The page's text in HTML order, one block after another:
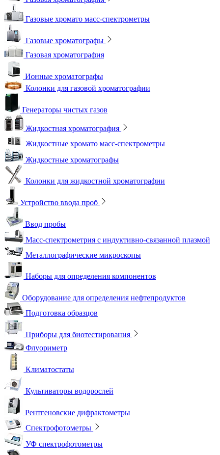
Газовые хромато масс-спектрометры
Газовые хроматографы
Газовая хроматография
Ионные хроматографы
Колонки для газовой хроматографии
Генераторы чистых газов
Жидкостная хроматография
Жидкостные хромато масс-спектрометры
Жидкостные хроматографы
Колонки для жидкостной хроматографии
Устройство ввода проб
Ввод пробы
Масс-спектрометрия с индуктивно-связанной плазмой
Металлографические микроскопы
Наборы для определения компонентов
Оборудование для определения нефтепродуктов
Подготовка образцов
Приборы для биотестирования
Флуориметр
Климатостаты
Культиваторы водорослей
Рентгеновские дифрактометры
Спектрофотометры
УФ спектрофотометры